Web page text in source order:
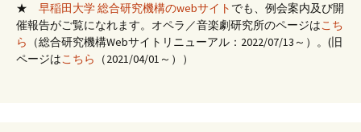
★ 早稲田大学 総合研究機構のwebサイト でも、例会案内及び開
催報告がご覧になれます。オペラ／音楽劇研究所のページはこち
ら
（総合研究機構Webサイトリニューアル：2022/07/13～）。(旧
ページはこちら （2021/04/01～））